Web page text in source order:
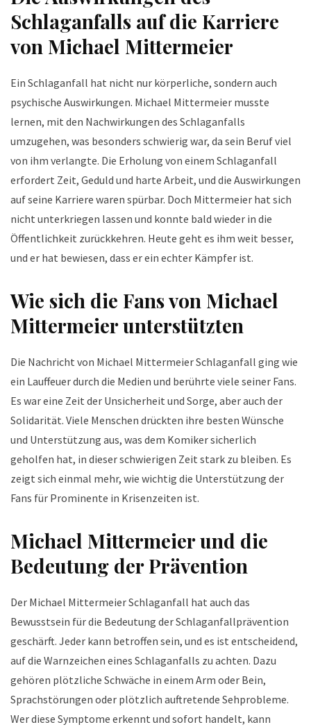
Schlaganfalls auf die Karriere
von Michael Mittermeier
Ein Schlaganfall hat nicht nur körperliche, sondern auch
psychische Auswirkungen. Michael Mittermeier musste
lernen, mit den Nachwirkungen des Schlaganfalls
umzugehen, was besonders schwierig war, da sein Beruf viel
von ihm verlangte. Die Erholung von einem Schlaganfall
erfordert Zeit, Geduld und harte Arbeit, und die Auswirkungen
auf seine Karriere waren spürbar. Doch Mittermeier hat sich
nicht unterkriegen lassen und konnte bald wieder in die
Öffentlichkeit zurückkehren. Heute geht es ihm weit besser,
und er hat bewiesen, dass er ein echter Kämpfer ist.
Wie sich die Fans von Michael
Mittermeier unterstützten
Die Nachricht von Michael Mittermeier Schlaganfall ging wie
ein Lauffeuer durch die Medien und berührte viele seiner Fans.
Es war eine Zeit der Unsicherheit und Sorge, aber auch der
Solidarität. Viele Menschen drückten ihre besten Wünsche
und Unterstützung aus, was dem Komiker sicherlich
geholfen hat, in dieser schwierigen Zeit stark zu bleiben. Es
zeigt sich einmal mehr, wie wichtig die Unterstützung der
Fans für Prominente in Krisenzeiten ist.
Michael Mittermeier und die
Bedeutung der Prävention
Der Michael Mittermeier Schlaganfall hat auch das
Bewusstsein für die Bedeutung der Schlaganfallprävention
geschärft. Jeder kann betroffen sein, und es ist entscheidend,
auf die Warnzeichen eines Schlaganfalls zu achten. Dazu
gehören plötzliche Schwäche in einem Arm oder Bein,
Sprachstörungen oder plötzlich auftretende Sehprobleme.
Wer diese Symptome erkennt und sofort handelt, kann